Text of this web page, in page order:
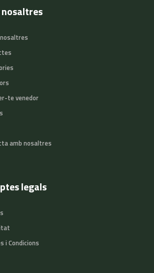
te venedor
amb nosaltres
legals
i Condicions